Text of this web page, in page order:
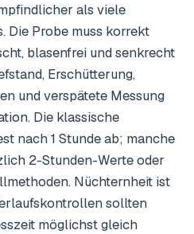
als viele
Die Probe muss korrekt
blasenfrei und senkrecht
Erschütterung,
und verspätete Messung
Die klassische
nach 1 Stunde ab; manche
2-Stunden-Werte oder
Nüchternheit ist
sollten
möglichst gleich